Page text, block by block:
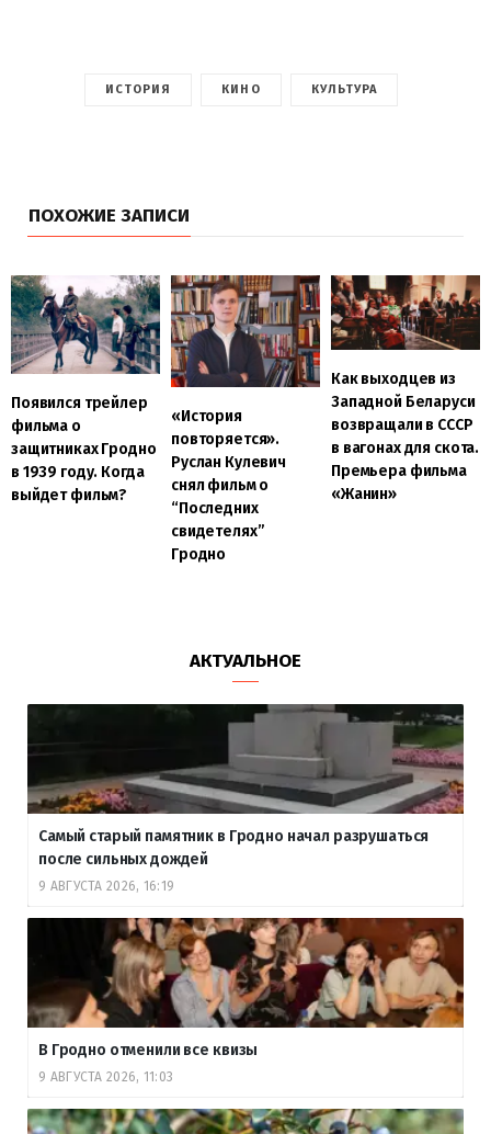
ИСТОРИЯ КИНО КУЛЬТУРА
ПОХОЖИЕ ЗАПИСИ
Появился трейлер
фильма о
защитниках Гродно
в 1939 году. Когда
выйдет фильм?
«История
повторяется».
Руслан Кулевич
снял фильм о
“Последних
свидетелях”
Гродно
Как выходцев из
Западной Беларуси
возвращали в СССР
в вагонах для скота.
Премьера фильма
«Жанин»
АКТУАЛЬНОЕ
Самый старый памятник в Гродно начал разрушаться
после сильных дождей
9 АВГУСТА 2026, 16:19
В Гродно отменили все квизы
9 АВГУСТА 2026, 11:03